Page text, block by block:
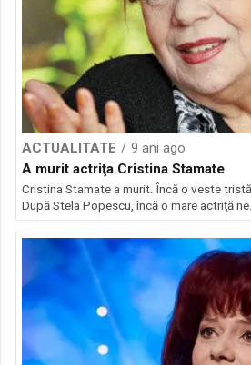
ACTUALITATE
9 ani ago
A murit actriţa Cristina Stamate
Cristina Stamate a murit. Încă o veste
După Stela Popescu, încă o mare actriţă